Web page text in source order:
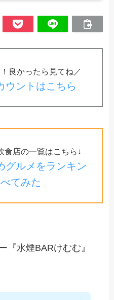
良かったら見てね／
ウントはこちら
食店の一覧はこちら↓
グルメをランキン
てみた
『水煙BARけむむ』